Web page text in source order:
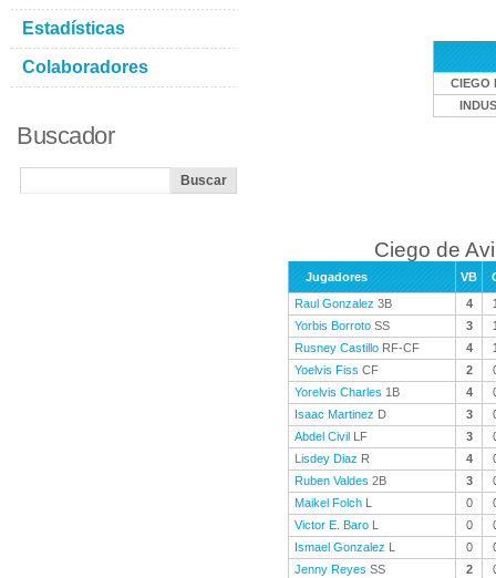
CIEGO
Ciego de
Jugadores VB
Raul Gonzalez 3B 4
Yorbis Borroto SS 3
Rusney Castillo RF-CF 4
Yoelvis Fiss CF 2
Yorelvis Charles 1B 4
Isaac Martinez D 3
Abdel Civil LF 3
Lisdey Diaz R 4
Ruben Valdes 2B 3
Maikel Folch L 0
Victor E. Baro L 0
Ismael Gonzalez L 0
Jenny Reyes SS 2
Estadísticas
Colaboradores
Buscador